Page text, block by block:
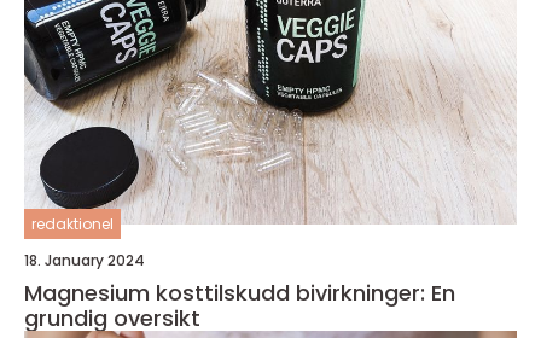
redaktionel
18. January 2024
Magnesium kosttilskudd bivirkninger: En
grundig oversikt